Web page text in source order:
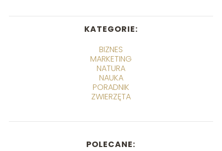
KATEGORIE:
BIZNES
MARKETING
NATURA
NAUKA
PORADNIK
ZWIERZĘTA
POLECANE: